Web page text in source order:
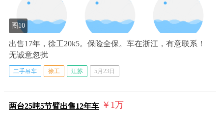
图10
出售17年，徐工20k5。保险全保。车在浙江，有意联系！
无诚意忽扰
二手吊车 徐工 江苏 5月23日
两台25吨5节臂出售12年车 ￥1万